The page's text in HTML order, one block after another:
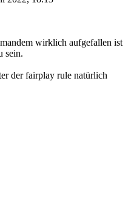
wirklich aufgefallen ist
sein.
der fairplay rule natürlich